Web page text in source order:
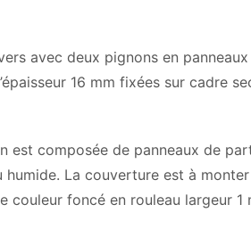
avec deux pignons en
16 mm fixées sur cadre
composée de panneaux de
La couverture est à
foncé en rouleau largeur 1